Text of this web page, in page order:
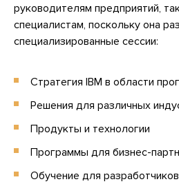
руководителям предприятий,
специалистам, поскольку она
специализированные сессии:
Стратегия IBM в области
Решения для различных
Продукты и технологии
Программы для бизнес-
Обучение для разработчиков